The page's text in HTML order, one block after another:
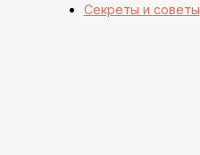
Секреты и советы